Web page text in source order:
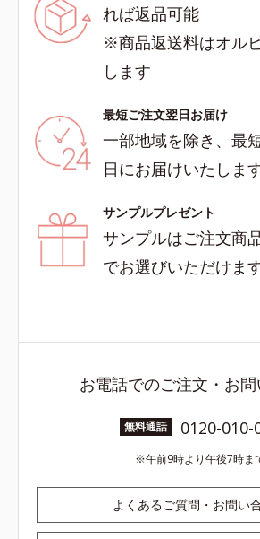
れば返品可能
※商品返送料はオル
します
最短ご注文翌日お届け
一部地域を除き、最
日にお届けいたしま
サンプルプレゼント
サンプルはご注文商
でお選びいただけま
お電話でのご注文・お
無料通話 0120-010-
午前9時より午後7時ま
よくあるご質問・お問い